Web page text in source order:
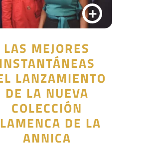
+
LAS MEJORES
INSTANTÁNEAS
LANZAMIENTO
DE LA NUEVA
COLECCIÓN
DE LA
ANNICA